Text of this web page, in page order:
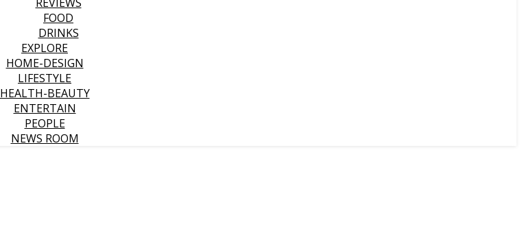
FOOD
DRINKS
EXPLORE
HOME-DESIGN
LIFESTYLE
HEALTH-BEAUTY
ENTERTAIN
PEOPLE
NEWS ROOM